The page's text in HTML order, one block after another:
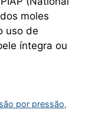
moles
uso de
íntegra ou
por pressão,